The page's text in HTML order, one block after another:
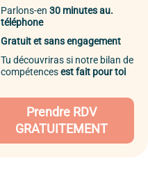
Parlons-en 30 minutes au.
téléphone
Gratuit et sans engagement
Tu découvriras si notre bilan de
compétencesest fait pour toi
Prendre RDV
GRATUITEMENT